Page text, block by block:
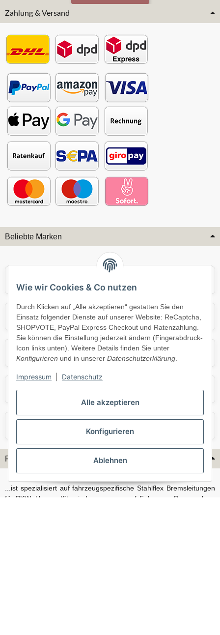
Alle akzeptieren
Konfigurieren
Ablehnen
Wie wir Cookies & Co nutzen
Durch Klicken auf „Alle akzeptieren“ gestatten Sie den
Einsatz folgender Dienste auf unserer Website: ReCaptcha,
SHOPVOTE, PayPal Express Checkout und Ratenzahlung.
Sie können die Einstellung jederzeit ändern (Fingerabdruck-
Icon links unten). Weitere Details finden Sie unter
Konfigurieren und in unserer Datenschutzerklärung.
Impressum Datenschutz
Zahlung & Versand
Beliebte Marken
Mercedes Mini
Opel Porsche
Skoda Smart
Flex-Hydraulik...
...ist spezialisiert auf fahrzeugspezifische Stahlflex Bremsleitungen
für PKW. Unsere Kits sind passgenau auf Fahrzeug, Bremsanlage